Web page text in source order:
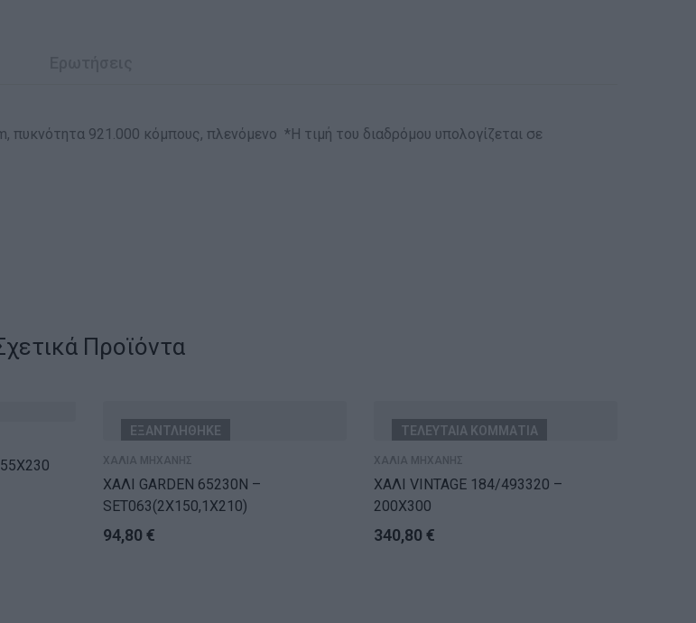
921.000 κόμπους, πλενόμενο *Η τιμή του διαδρόμου υπολογίζεται σε
Προϊόντα
ΕΞΑΝΤΛΗΘΗΚΕ
ΧΑΛΙΑ ΜΗΧΑΝΗΣ
ΧΑΛΙ GARDEN 65230N –
SET063(2X150,1X210)
94,80 €
ΤΕΛΕΥΤΑΙΑ ΚΟΜΜΑΤΙΑ
ΧΑΛΙΑ ΜΗΧΑΝΗΣ
ΧΑΛΙ VINTAGE 184/493320 –
200X300
340,80 €